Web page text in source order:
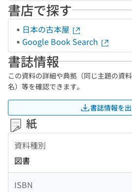
書店で探す
日本の古本屋
Google Book Search
書誌情報
この資料の詳細や典拠（同じ主題の資
名）等を確認できます。
書誌情報を
紙
資料種別
図書
ISBN